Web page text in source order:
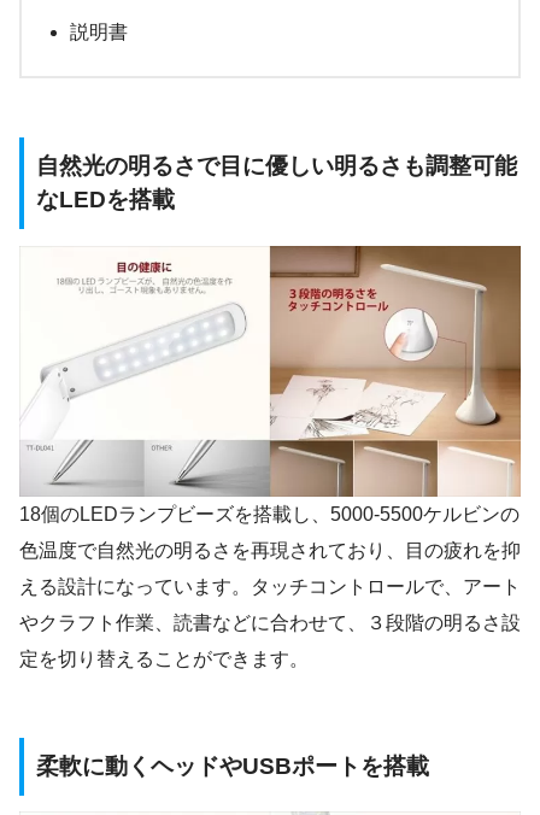
説明書
自然光の明るさで目に優しい明るさも調整可能
なLEDを搭載
18個のLEDランプビーズを搭載し、5000-5500ケルビンの
色温度で自然光の明るさを再現されており、目の疲れを抑
える設計になっています。タッチコントロールで、アート
やクラフト作業、読書などに合わせて、３段階の明るさ設
定を切り替えることができます。
柔軟に動くヘッドやUSBポートを搭載